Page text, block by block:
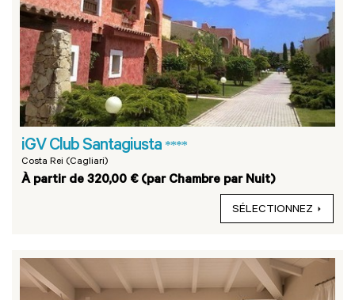
iGV Club Santagiusta ****
Costa Rei (Cagliari)
À partir de 320,00 € (par Chambre par Nuit)
SÉLECTIONNEZ